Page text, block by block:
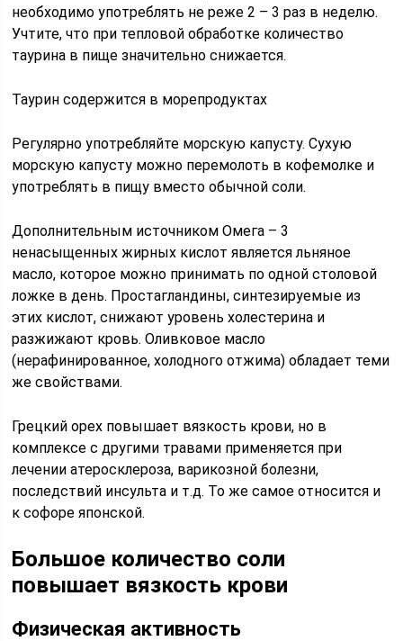
необходимо употреблять не реже 2 – 3 раз в неделю.
Учтите, что при тепловой обработке количество
таурина в пище значительно снижается.
Таурин содержится в морепродуктах
Регулярно употребляйте морскую капусту. Сухую
морскую капусту можно перемолоть в кофемолке и
употреблять в пищу вместо обычной соли.
Дополнительным источником Омега – 3
ненасыщенных жирных кислот является льняное
масло, которое можно принимать по одной столовой
ложке в день. Простагландины, синтезируемые из
этих кислот, снижают уровень холестерина и
разжижают кровь. Оливковое масло
(нерафинированное, холодного отжима) обладает теми
же свойствами.
Грецкий орех повышает вязкость крови, но в
комплексе с другими травами применяется при
лечении атеросклероза, варикозной болезни,
последствий инсульта и т.д. То же самое относится и
к софоре японской.
Большое количество соли
повышает вязкость крови
Физическая активность